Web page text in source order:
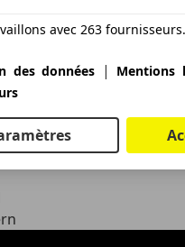
90 P525
avec 263 fournisseurs.
des données | Mentions